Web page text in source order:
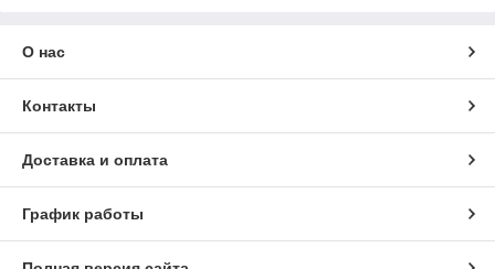
О нас
Контакты
Доставка и оплата
График работы